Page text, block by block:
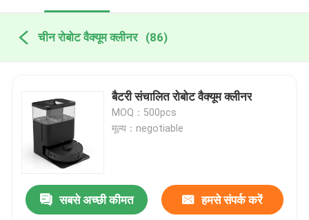
चीन रोबोट वैक्यूम क्लीनर (86)
बैटरी संचालित रोबोट वैक्यूम क्लीनर
MOQ：500pcs
मूल्य：negotiable
सबसे अच्छी कीमत हमसे संपर्क करें